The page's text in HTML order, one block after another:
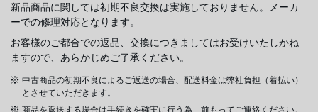
新品商品に関しては初期不良交換は実施しておりません。メーカ
ーでの修理対応となります。
お客様のご都合での返品、交換につきましてはお受けいたしかね
ますので、あらかじめご了承ください。
中古商品の初期不良によるご返送の場合、配送料金は弊社負担（着払い）
とさせていただきます。